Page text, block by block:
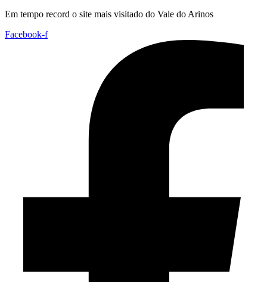
Em tempo record o site mais visitado do Vale do Arinos
Facebook-f